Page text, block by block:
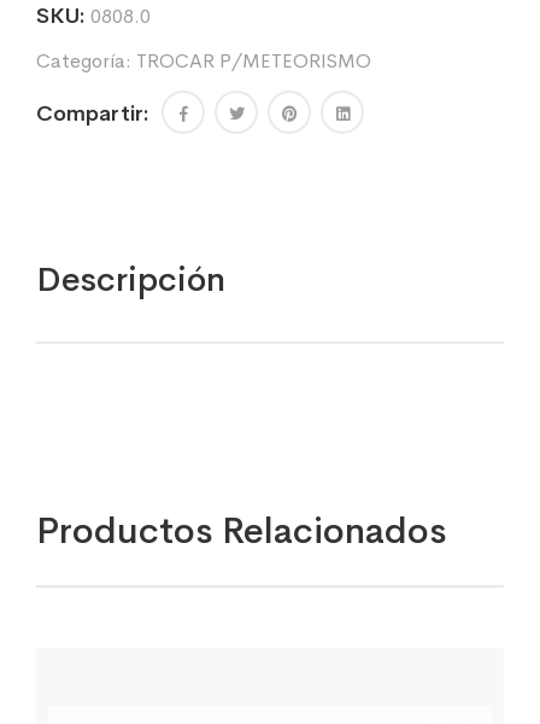
x
mm.
SKU: 0808.0
Categoría: TROCAR P/METEORISMO
Compartir:
Descripción
Productos Relacionados